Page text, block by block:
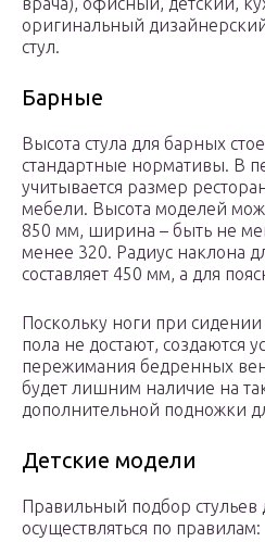
оригинальный
стул.
Барные
Высота стула для барных
стандартные нормативы. В
учитывается размер
мебели. Высота моделей
850 мм, ширина – быть не
менее 320. Радиус наклона
составляет 450 мм, а для
Поскольку ноги при
пола не достают, создаются
пережимания бедренных
будет лишним наличие на
дополнительной подножки
Детские модели
Правильный подбор стульев
осуществляться по правилам: